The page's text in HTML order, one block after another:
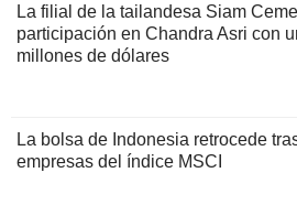
La filial de la tailandesa Siam
participación en Chandra Asri con
millones de dólares
La bolsa de Indonesia retrocede
empresas del índice MSCI